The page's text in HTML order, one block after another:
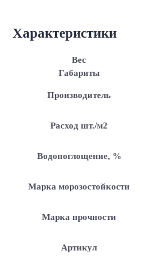
Характеристики
Вес
Габариты
Производитель
Расход шт./м2
Водопоглощение, %
Марка морозостойкости
Марка прочности
Артикул